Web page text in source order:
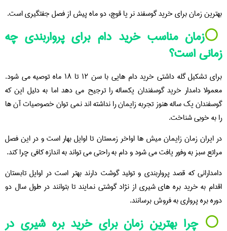
بهترین زمان برای خرید گوسفند نر یا قوچ، دو ماه پیش از فصل جفتگیری است.
⚪️زمان مناسب خرید دام برای پرواربندی چه
زمانی است؟
برای تشکیل گله داشتی خرید دام هایی با سن ۱۲ تا ۱۸ ماه توصیه می شود.
معمولا دامدار خرید گوسفندان یکساله را ترجیح می دهد اما به دلیل این که
گوسفندان یک ساله هنوز تجربه زایمان را نداشته اند نمی توان خصوصیات آن ها
را به خوبی شناخت.
در ایران زمان زایمان میش ها اواخر زمستان تا اوایل بهار است و در این فصل
مراتع سبز به وفور یافت می شود و دام به راحتی می تواند به اندازه کافی چرا کند.
دامدارانی که قصد پرواربندی و تولید گوشت دارند بهتر است در اوایل تابستان
اقدام به خرید بره های شیری از نژاد گوشتی نمایند تا بتوانند در طول سال دو
دوره بره پرواری به فروش برسانند.
⚪️چرا بهترین زمان برای خرید بره شیری در